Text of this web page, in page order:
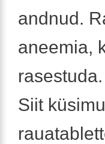
andnud.
aneemia,
rasestuda.
Siit